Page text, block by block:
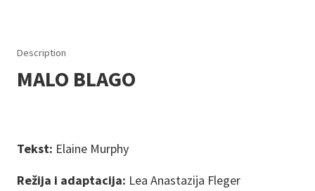
Description
MALO BLAGO
Tekst: Elaine Murphy
Režija i adaptacija: Lea Anastazija Fleger